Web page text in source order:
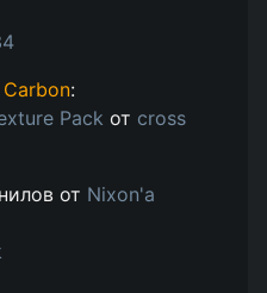
Carbon:
Pack от cross
от Nixon'a